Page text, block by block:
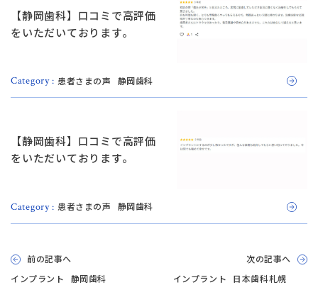
【静岡歯科】口コミで高評価
をいただいております。
Category : 患者さまの声 静岡歯科
【静岡歯科】口コミで高評価
をいただいております。
Category : 患者さまの声 静岡歯科
前の記事へ
インプラント
静岡歯科
次の記事へ
インプラント
日本歯科札幌